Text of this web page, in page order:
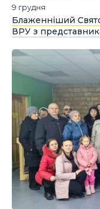
9 грудня
Блаженніший
ВРУ з